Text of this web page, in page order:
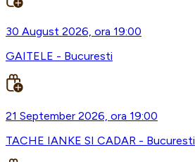
30 August 2026, ora 19:00
GAITELE - Bucuresti
21 September 2026, ora 19:00
TACHE IANKE SI CADAR - Bucuresti